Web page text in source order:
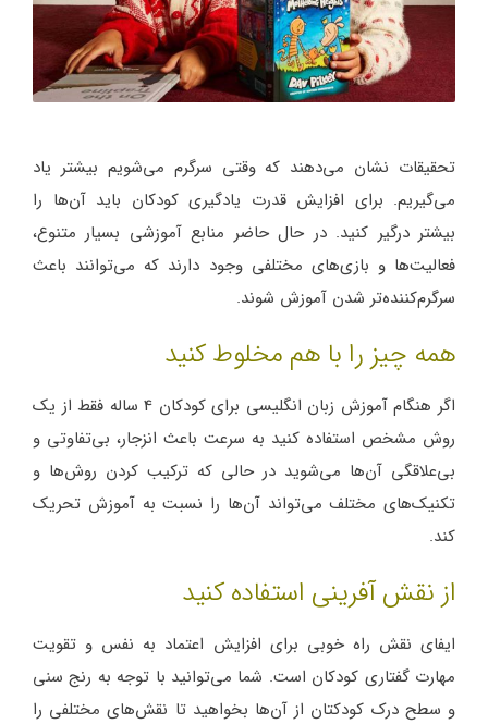
تحقیقات نشان می‌دهند که وقتی سرگرم می‌شویم بیشتر یاد
می‌گیریم. برای افزایش قدرت یادگیری کودکان باید آن‌ها را
بیشتر درگیر کنید. در حال حاضر منابع آموزشی بسیار متنوع،
فعالیت‌ها و بازی‌های مختلفی وجود دارند که می‌توانند باعث
سرگرم‌کننده‌تر شدن آموزش شوند.
همه چیز را با هم مخلوط کنید
اگر هنگام آموزش زبان انگلیسی برای کودکان 4 ساله فقط از یک
روش مشخص استفاده کنید به سرعت باعث انزجار، بی‌تفاوتی و
بی‌علاقگی آن‌ها می‌شوید در حالی که ترکیب کردن روش‌ها و
تکنیک‌های مختلف می‌تواند آن‌ها را نسبت به آموزش تحریک
کند.
از نقش آفرینی استفاده کنید
ایفای نقش راه خوبی برای افزایش اعتماد به نفس و تقویت
مهارت گفتاری کودکان است. شما می‌توانید با توجه به رنج سنی
و سطح درک کودکتان از آن‌ها بخواهید تا نقش‌های مختلفی را